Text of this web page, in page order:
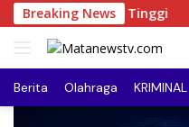
Langsung
ke
Breaking News
Satresnarkoba
Berita Olahraga KRIMINAL